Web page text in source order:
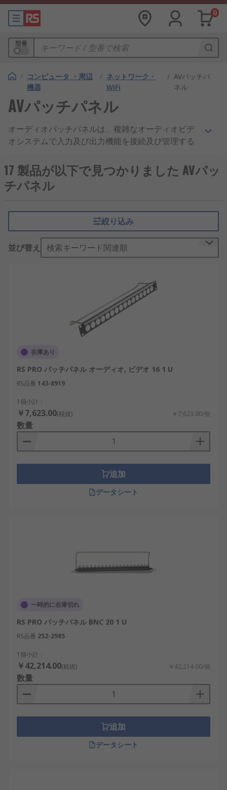
0
型番
/ コンピュータ ・周辺
機器
/ ネットワーク・
WiFi
/ AVパッチパ
ネル
AVパッチパネル
オーディオパッチパネルは、複雑なオーディオビデ
オシステムで入力及び出力機能を接続及び管理する
す。それらは通常、ケーブルを素早く接続するた
め、多くのポートが付いたラック取り付け型デバイ
スです。ネットワーキングで使用するパッチパネル
ッチパネルをご検討ください。
オーディオパッチパネルの用途
に使用されます。パフォーマンスでオーディオ及び
ビジュアル要素を接続するステージ及び劇場の演出
でも使用されます。それらは、ハードウェアデバイ
ス間の取り付け及び取り外しの頻度を減らすこと
で、それらの寿命を延ばすことができます。
ジャックを数個しか収容できないパネルもあり、そ
れらのパネルはホームシアターなど、規模の小さい
用途で使用できます。一方、業務用ビデオ及びオー
オーディオパッチパネルが必要になります。
オーディオパッチパネルの種類
ド)及びプレロードという2つの種類があります。通
常、従来型のパッチパネルにはコネクタを取り付け
られる穴が開いています。プレロードコネクタに
17 製品が以下で見つかりました AVパッ
チパネル
絞り込み
並び替え 検索キーワード関連順
在庫あり
RS PRO パッチパネル オーディオ, ビデオ 16 1 U
RS品番 143-8919
1個小計：
￥7,623.00(税抜) ￥7,623.00/個
数量
追加
データシート
一時的に在庫切れ
RS PRO パッチパネル BNC 20 1 U
RS品番 252-2985
1個小計：
￥42,214.00(税抜) ￥42,214.00/個
数量
追加
データシート